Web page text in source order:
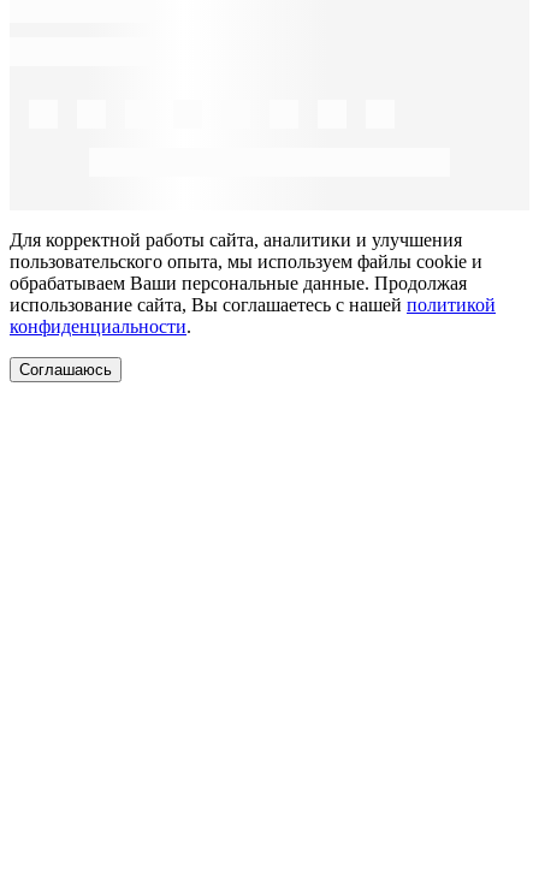
Для корректной работы сайта, аналитики и улучшения
пользовательского опыта, мы используем файлы cookie и
обрабатываем Ваши персональные данные. Продолжая
использование сайта, Вы соглашаетесь с нашей политикой
конфиденциальности.
Соглашаюсь